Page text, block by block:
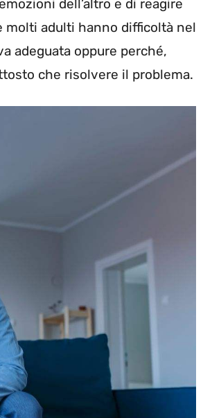
dell’altro e di reagire
molti adulti hanno difficoltà nel
adeguata oppure perché,
che risolvere il problema.